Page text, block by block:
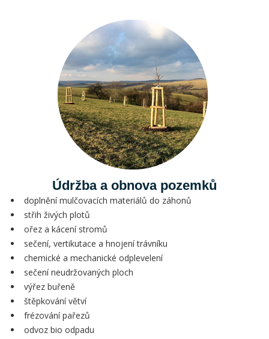
Údržba a obnova pozemků
doplnění mulčovacích materiálů do záhonů
střih živých plotů
ořez a kácení stromů
sečení, vertikutace a hnojení trávníku
chemické a mechanické odplevelení
sečení neudržovaných ploch
výřez buřeně
štěpkování větví
frézování pařezů
odvoz bio odpadu